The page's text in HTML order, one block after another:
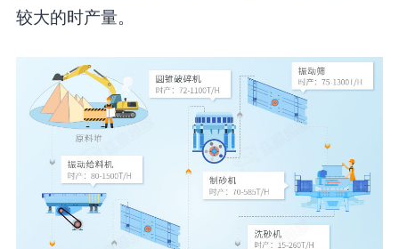
较大的时产量。